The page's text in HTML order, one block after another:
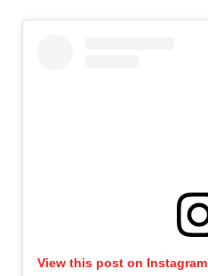
View this post on Instagram